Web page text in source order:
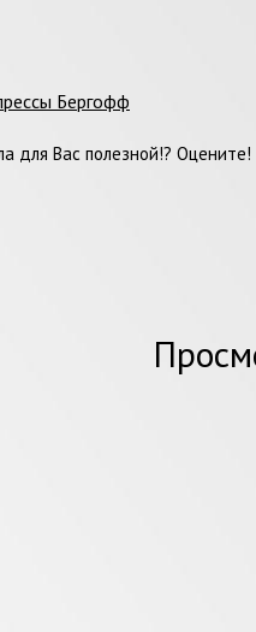
Бергофф
для Вас полезной!? Оцените!